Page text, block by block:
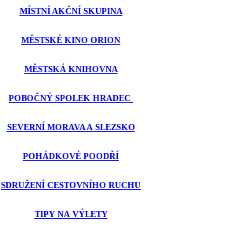
MÍSTNÍ AKČNÍ SKUPINA
MĚSTSKÉ KINO ORION
MĚSTSKÁ KNIHOVNA
POBOČNÝ SPOLEK HRADEC
SEVERNÍ MORAVA A SLEZSKO
POHÁDKOVÉ POODŘÍ
SDRUŽENÍ CESTOVNÍHO RUCHU
TIPY NA VÝLETY